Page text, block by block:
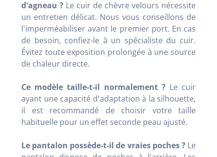
d'agneau ? Le cuir de chèvre velours nécessite
un entretien délicat. Nous vous conseillons de
l'imperméabiliser avant le premier port. En cas
de besoin, confiez-le à un spécialiste du cuir.
Évitez toute exposition prolongée à une source
de chaleur directe.
Ce modèle taille-t-il normalement ?Le cuir
ayant une capacité d'adaptation à la silhouette,
il est recommandé de choisir votre taille
habituelle pour un effet seconde peau ajusté.
Le pantalon possède-t-il de vraies poches ?Le